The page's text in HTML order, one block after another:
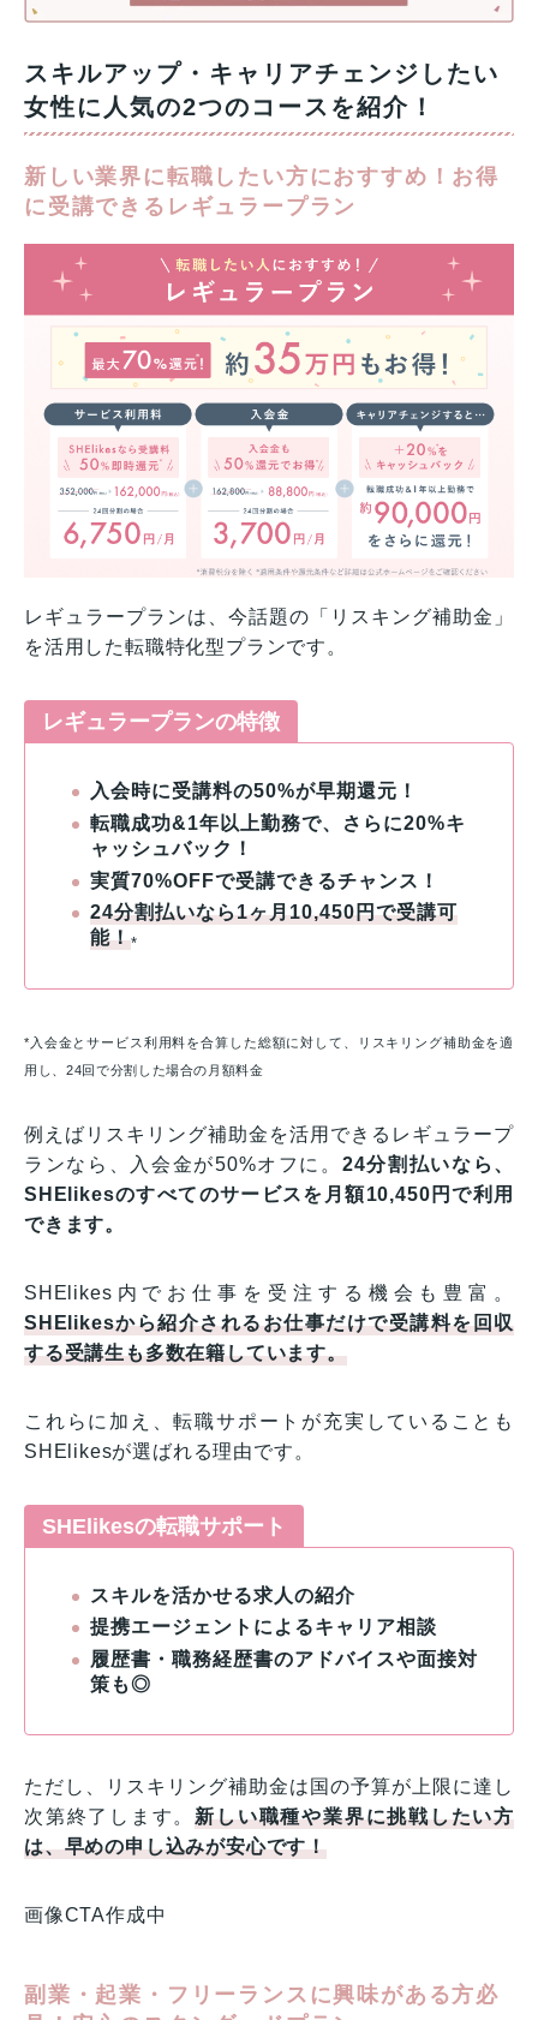
スキルアップ・キャリアチェンジしたい
女性に人気の2つのコースを紹介！
新しい業界に転職したい方におすすめ！お得
に受講できるレギュラープラン
レギュラープランは、今話題の「リスキング補助金」
を活用した転職特化型プランです。
レギュラープランの特徴
入会時に受講料の50%が早期還元！
転職成功&1年以上勤務で、さらに20%キ
ャッシュバック！
実質70%OFFで受講できるチャンス！
24分割払いなら1ヶ月10,450円で受講可
能！*
*入会金とサービス利用料を合算した総額に対して、リスキリング補助金を適
用し、24回で分割した場合の月額料金
例えばリスキリング補助金を活用できるレギュラープ
ランなら、入会金が50%オフに。 24分割払いなら、
SHElikesのすべてのサービスを月額10,450円で利用
できます。
SHElikes内でお仕事を受注する機会も豊富。
SHElikesから紹介されるお仕事だけで受講料を回収
する受講生も多数在籍しています。
これらに加え、転職サポートが充実していることも
SHElikesが選ばれる理由です。
SHElikesの転職サポート
スキルを活かせる求人の紹介
提携エージェントによるキャリア相談
履歴書・職務経歴書のアドバイスや面接対
策も◎
ただし、リスキリング補助金は国の予算が上限に達し
次第終了します。新しい職種や業界に挑戦したい方
は、早めの申し込みが安心です！
画像CTA作成中
副業・起業・フリーランスに興味がある方必